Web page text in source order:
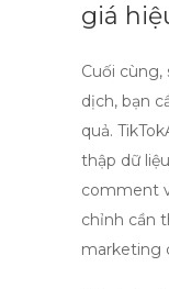
giá
Cuối cùng,
dịch, bạn
quả.
thập dữ
comment
chỉnh cần
marketing